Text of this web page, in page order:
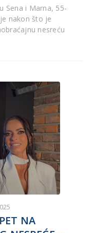
Sena i Marna, 55-
nakon što je
nesreću
NA